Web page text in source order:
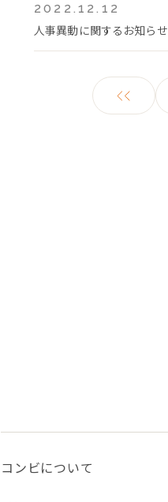
2022.12.12
人事異動に関するお知らせ
コンビについて